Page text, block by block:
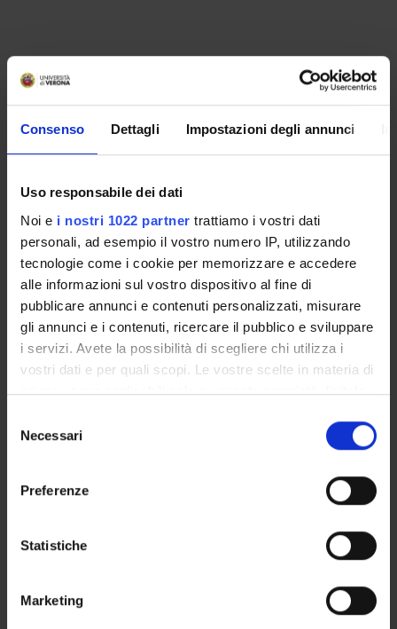
Consenso Dettagli Impostazioni degli annunci
Uso responsabile dei dati
Noi e i nostri 1022 partner trattiamo i vostri dati
personali, ad esempio il vostro numero IP, utilizzando
tecnologie come i cookie per memorizzare e accedere
alle informazioni sul vostro dispositivo al fine di
pubblicare annunci e contenuti personalizzati, misurare
gli annunci e i contenuti, ricercare il pubblico e sviluppare
i servizi. Avete la possibilità di scegliere chi utilizza i
vostri dati e per quali scopi. Le vostre scelte in materia di
privacy sono applicabili solo su questa proprietà digitale
modificare o revocare il proprio consenso in qualsiasi
momento dalla Dichiarazione sui cookie o facendo clic
raccogliere informazioni sulla tua posizione
geografica, con un'approssimazione di qualche
Identificare il tuo dispositivo, scansionandolo
delNecessari
Preferenze
Statistiche
Marketing
GOVERNANCE
SERVIZI DI SEGRETERIA STUDENTI
STRUTTURE DEL DIPARTIMENTO
LABORATORI DI RICERCA
CENTRI DI RICERCA
Contatti
Luoghi